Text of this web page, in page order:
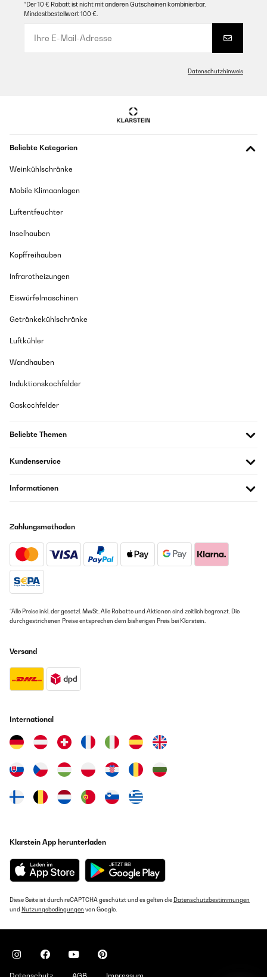
*Der 10 € Rabatt ist nicht mit anderen Gutscheinen kombinierbar.
Mindestbestellwert 100 €.
Datenschutzhinweis
Beliebte Kategorien
Weinkühlschränke
Mobile Klimaanlagen
Luftentfeuchter
Inselhauben
Kopffreihauben
Infrarotheizungen
Eiswürfelmaschinen
Getränkekühlschränke
Luftkühler
Wandhauben
Induktionskochfelder
Gaskochfelder
Beliebte Themen
Kundenservice
Informationen
Zahlungsmethoden
*Alle Preise inkl. der gesetzl. MwSt. Alle Rabatte und Aktionen sind zeitlich begrenzt. Die
durchgestrichenen Preise entsprechen dem bisherigen Preis bei Klarstein.
Versand
International
Klarstein App herunterladen
Diese Seite ist durch reCAPTCHA geschützt und es gelten die Datenschutzbestimmungen
und Nutzungsbedingungen von Google.